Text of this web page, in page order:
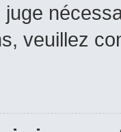
juge
veuillez